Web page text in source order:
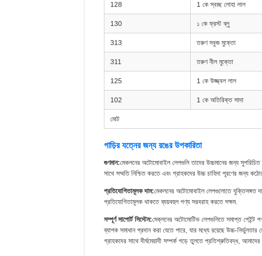
128 1 কে স্বচ্ছ লোহা লাল
130 ১ কে ফ্রস্ট ব্লু
313 তরুণ সবুজ মুক্তো
311 তরুণ নীল মুক্তো
125 1 কে উজ্জ্বল লাল
102 1 কে অতিরিক্ত সাদা
মোট
গাড়ির যত্নের জন্য রঙের উপকারিতা
গুণমান:মেকলনের অটোমোবাইল লেপগুলি তাদের উচ্চমানের জন্য
সাথে সম্মতি নিশ্চিত করতে এবং গ্রাহকদের উচ্চ চাহিদা পূরণের জন্য কঠোর
প্রতিযোগিতামূলক দাম:মেকলনের অটোমোবাইল লেপগুলোতে যুক্তিসঙ্গত
প্রতিযোগিতামূলক থাকতে ব্যয়বহুল পণ্য সরবরাহ করতে সক্ষম.
সম্পূর্ণ সাপোর্ট সিস্টেম:মেক্লনের অটোমোটিভ লেপগুলিতে সমাপ্ত পেইন্ট
ব্যাপক সমাধান প্রদান করা যেতে পারে, যার মধ্যে রয়েছে উচ্চ-
গ্রাহকদের সাথে দীর্ঘমেয়াদী সম্পর্ক গড়ে তুলতে প্রতিশ্রুতিবদ্ধ,